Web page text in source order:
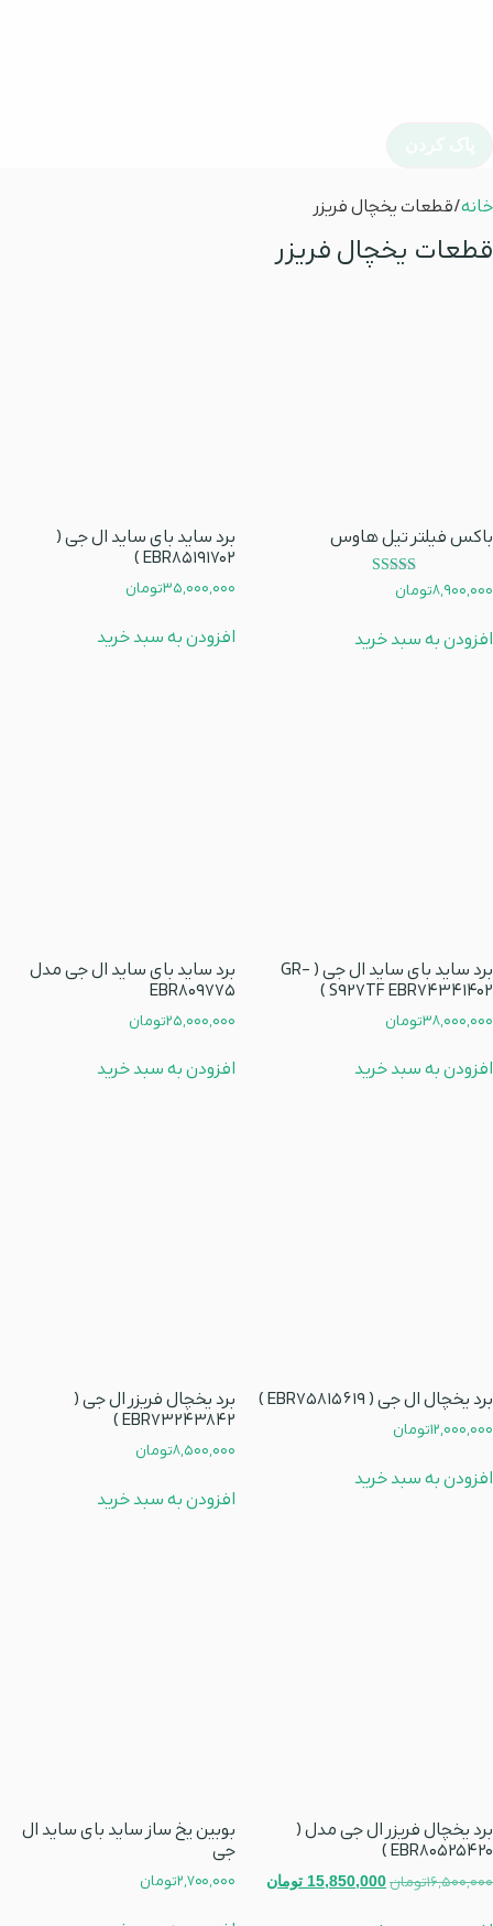
خانه/ قطعات یخچال فریزر
قطعات یخچال فریزر
باکس فیلتر تیل هاوس
امتیاز
5.00
8,900,000تومان
افزودن به سبد خرید
برد ساید بای ساید ال جی (
EBR85191702 )
35,000,000تومان
افزودن به سبد خرید
برد ساید بای ساید ال جی ( GR-
S927TF EBR74341402 )
38,000,000تومان
افزودن به سبد خرید
برد ساید بای ساید ال جی مدل
EBR809775
25,000,000تومان
افزودن به سبد خرید
برد یخچال ال جی ( EBR75815619 )
12,000,000تومان
افزودن به سبد خرید
برد یخچال فریزر ال جی (
EBR73243842 )
8,500,000تومان
افزودن به سبد خرید
برد یخچال فریزر ال جی مدل (
EBR80525420 )
16,500,000تومان 15,850,000 تومان
بوبین یخ ساز ساید بای ساید ال
جی
2,700,000تومان